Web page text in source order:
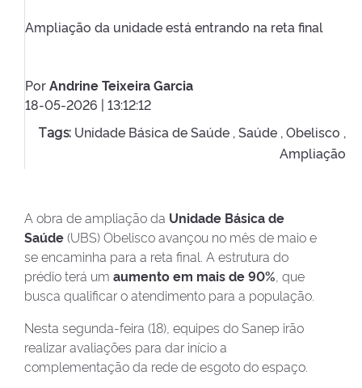
Ampliação da unidade está entrando na reta final
PorAndrine Teixeira Garcia
18-05-2026 | 13:12:12
Tags: Unidade Básica de Saúde , Saúde , Obelisco ,
Ampliação
A obra de ampliação da Unidade Básica de
Saúde(UBS) Obelisco avançou no mês de maio e
se encaminha para a reta final. A estrutura do
prédio terá um aumento em mais de 90% que
busca qualificar o atendimento para a população.
Nesta segunda-feira (18), equipes do Sanep irão
realizar avaliações para dar início a
complementação da rede de esgoto do espaço.